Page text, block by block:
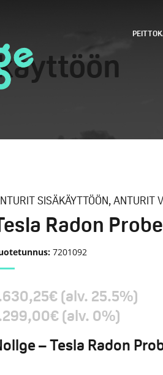
SISÄKÄYTTÖÖN, ANTURIT
Radon
7201092
€ (alv. 25.5%)
€ (alv. 0%)
– Tesla Radon